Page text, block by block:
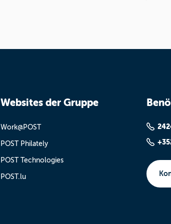
Websites der Gruppe
Work@POST
POST Philately
POST Technologies
POST.lu